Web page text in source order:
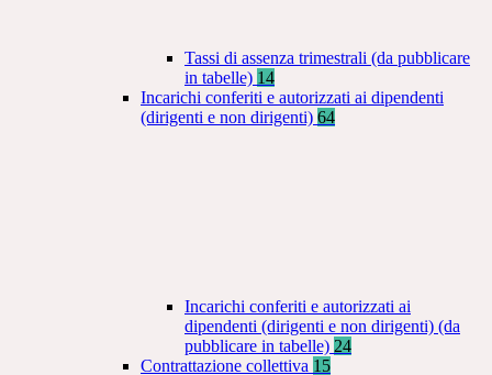
Tassi di assenza trimestrali (da pubblicare
in tabelle) 14
Incarichi conferiti e autorizzati ai dipendenti
(dirigenti e non dirigenti) 64
Incarichi conferiti e autorizzati ai
dipendenti (dirigenti e non dirigenti) (da
pubblicare in tabelle) 24
Contrattazione collettiva 15